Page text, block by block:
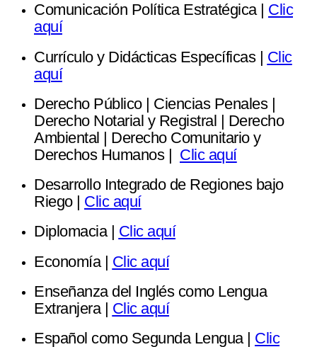
Comunicación Política Estratégica | Clic
aquí
Currículo y Didácticas Específicas | Clic
aquí
Derecho Público | Ciencias Penales |
Derecho Notarial y Registral | Derecho
Ambiental | Derecho Comunitario y
Derechos Humanos | Clic aquí
Desarrollo Integrado de Regiones bajo
Riego | Clic aquí
Diplomacia | Clic aquí
Economía | Clic aquí
Enseñanza del Inglés como Lengua
Extranjera | Clic aquí
Español como Segunda Lengua | Clic